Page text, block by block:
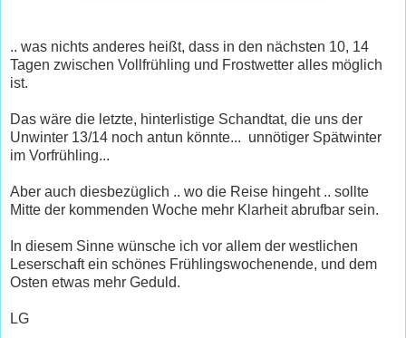
.. was nichts anderes heißt, dass in den nächsten 10, 14
Tagen zwischen Vollfrühling und Frostwetter alles möglich
ist.
Das wäre die letzte, hinterlistige Schandtat, die uns der
Unwinter 13/14 noch antun könnte... unnötiger Spätwinter
im Vorfrühling...
Aber auch diesbezüglich .. wo die Reise hingeht .. sollte
Mitte der kommenden Woche mehr Klarheit abrufbar sein.
In diesem Sinne wünsche ich vor allem der westlichen
Leserschaft ein schönes Frühlingswochenende, und dem
Osten etwas mehr Geduld.
LG